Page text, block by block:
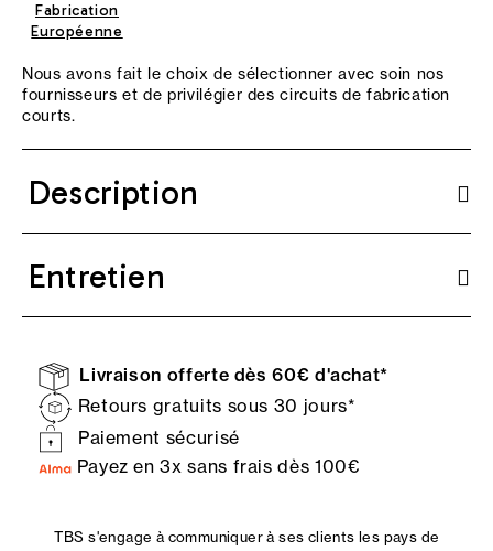
Fabrication
Européenne
Nous avons fait le choix de sélectionner avec soin nos
fournisseurs et de privilégier des circuits de fabrication
courts.
Description
Entretien
Livraison offerte dès 60€ d'achat*
Retours gratuits sous 30 jours*
Paiement sécurisé
Payez en 3x sans frais dès 100€
TBS s'engage à communiquer à ses clients les pays de